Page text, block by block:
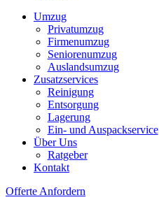
Umzug
Privatumzug
Firmenumzug
Seniorenumzug
Auslandsumzug
Zusatzservices
Reinigung
Entsorgung
Lagerung
Ein- und Auspackservice
Über Uns
Ratgeber
Kontakt
Offerte Anfordern